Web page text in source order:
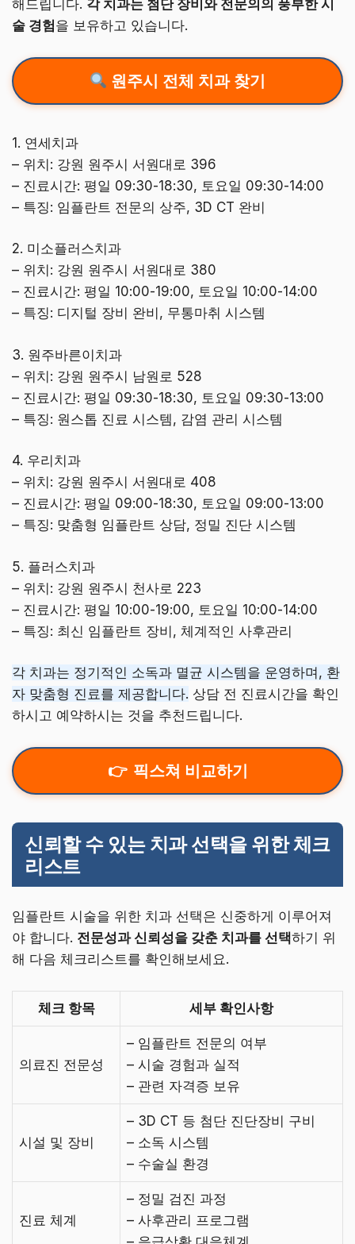
해드립니다. 각 치과는 첨단 장비와 전문의의 풍부한 시
술 경험을 보유하고 있습니다.
원주시 전체 치과 찾기
1. 연세치과
– 위치: 강원 원주시 서원대로 396
– 진료시간: 평일 09:30-18:30, 토요일 09:30-14:00
– 특징: 임플란트 전문의 상주, 3D CT 완비
2. 미소플러스치과
– 위치: 강원 원주시 서원대로 380
– 진료시간: 평일 10:00-19:00, 토요일 10:00-14:00
– 특징: 디지털 장비 완비, 무통마취 시스템
3. 원주바른이치과
– 위치: 강원 원주시 남원로 528
– 진료시간: 평일 09:30-18:30, 토요일 09:30-13:00
– 특징: 원스톱 진료 시스템, 감염 관리 시스템
4. 우리치과
– 위치: 강원 원주시 서원대로 408
– 진료시간: 평일 09:00-18:30, 토요일 09:00-13:00
– 특징: 맞춤형 임플란트 상담, 정밀 진단 시스템
5. 플러스치과
– 위치: 강원 원주시 천사로 223
– 진료시간: 평일 10:00-19:00, 토요일 10:00-14:00
– 특징: 최신 임플란트 장비, 체계적인 사후관리
각 치과는 정기적인 소독과 멸균 시스템을 운영하며, 환
자 맞춤형 진료를 제공합니다. 상담 전 진료시간을 확인
하시고 예약하시는 것을 추천드립니다.
픽스쳐 비교하기
신뢰할 수 있는 치과 선택을 위한 체크
리스트
임플란트 시술을 위한 치과 선택은 신중하게 이루어져
야 합니다. 전문성과 신뢰성을 갖춘 치과를 선택하기 위
해 다음 체크리스트를 확인해보세요.
체크 항목 세부 확인사항
의료진 전문성
– 임플란트 전문의 여부
– 시술 경험과 실적
– 관련 자격증 보유
시설 및 장비
– 3D CT 등 첨단 진단장비 구비
– 소독 시스템
– 수술실 환경
진료 체계
– 정밀 검진 과정
– 사후관리 프로그램